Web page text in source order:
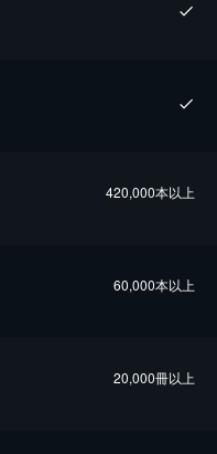
420,000本以上
60,000本以上
20,000冊以上